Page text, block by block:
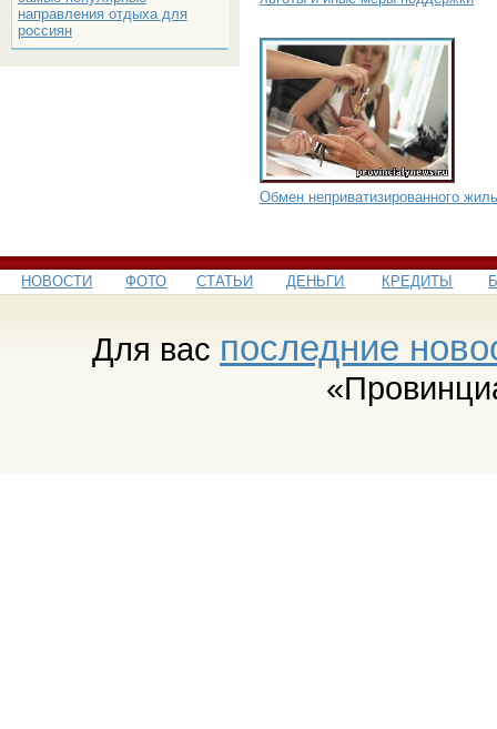
направления отдыха для
россиян
Обмен неприватизированного
НОВОСТИ ФОТО СТАТЬИ ДЕНЬГИ КРЕДИТЫ
Для вас последние